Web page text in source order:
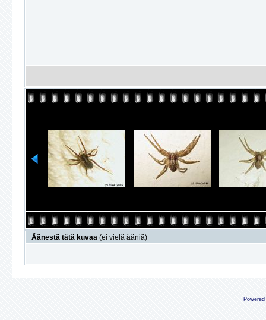
Äänestä tätä kuvaa (ei vielä ääniä)